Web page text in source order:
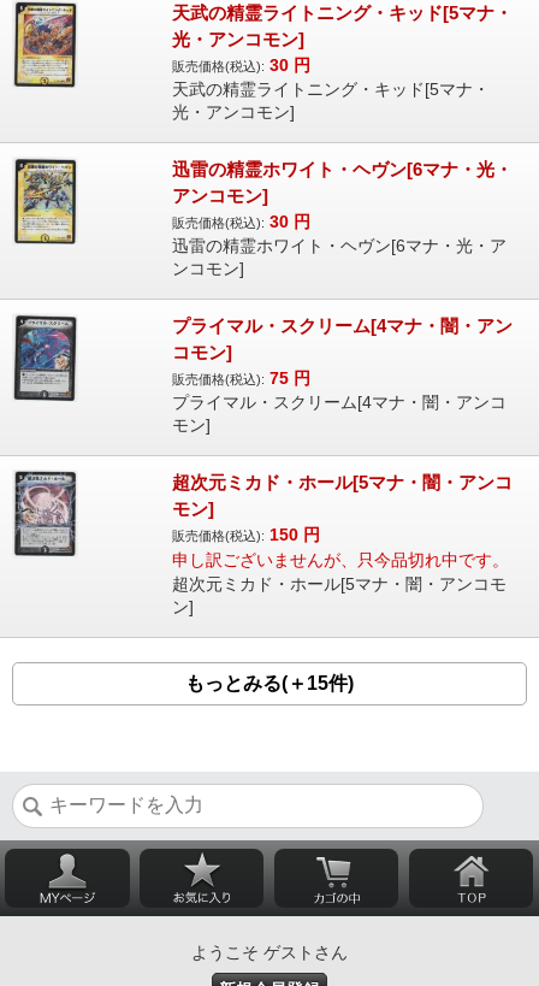
天武の精霊ライトニング・キッド[5マナ・
光・アンコモン]
販売価格(税込): 30 円
天武の精霊ライトニング・キッド[5マナ・
光・アンコモン]
迅雷の精霊ホワイト・ヘヴン[6マナ・光・
アンコモン]
販売価格(税込): 30 円
迅雷の精霊ホワイト・ヘヴン[6マナ・光・ア
ンコモン]
プライマル・スクリーム[4マナ・闇・アン
コモン]
販売価格(税込): 75 円
プライマル・スクリーム[4マナ・闇・アンコ
モン]
超次元ミカド・ホール[5マナ・闇・アンコ
モン]
販売価格(税込): 150 円
申し訳ございませんが、只今品切れ中です。
超次元ミカド・ホール[5マナ・闇・アンコモ
ン]
もっとみる(＋15件)
ようこそ ゲストさん